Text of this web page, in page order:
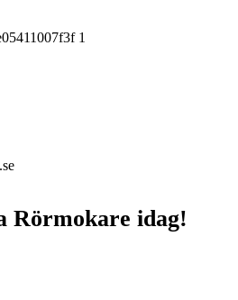
Rörmokare idag!